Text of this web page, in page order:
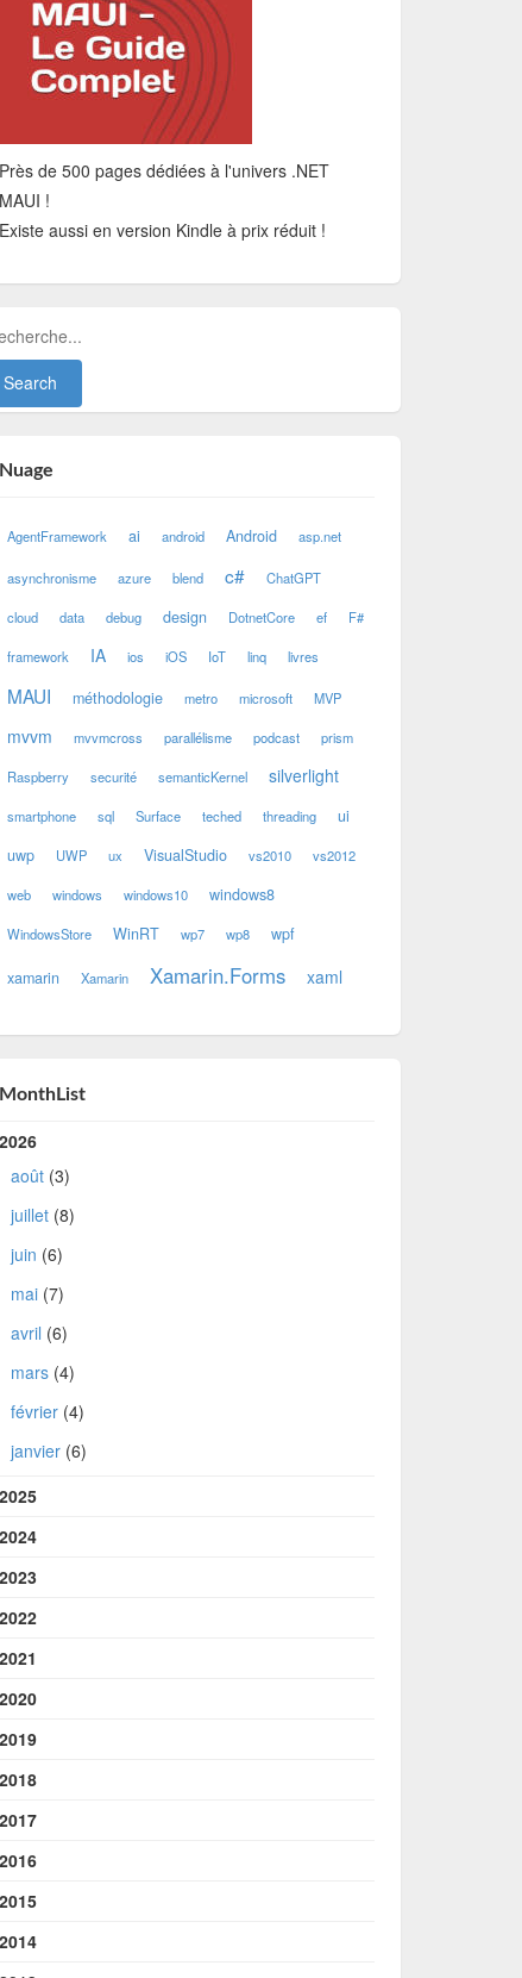
Près de 500 pages dédiées à l'univers .NET
MAUI !
Existe aussi en version Kindle à prix réduit !
Nuage
AgentFramework ai android Android asp.net
asynchronisme azure blend c# ChatGPT
cloud data debug design DotnetCore ef F#
framework IA ios iOS IoT linq livres
MAUI méthodologie metro microsoft MVP
mvvm mvvmcross parallélisme podcast prism
Raspberry securité semanticKernel silverlight
smartphone sql Surface teched threading
ui
uwp
UWP ux VisualStudio vs2010 vs2012
web windows windows10 windows8
WindowsStore WinRT wp7 wp8 wpf
xamarin Xamarin Xamarin.Forms xaml
MonthList
2026
août(3)
juillet(8)
juin (6)
mai(7)
avril (6)
mars(4)
février(4)
janvier(6)
2025
2024
2023
2022
2021
2020
2019
2018
2017
2016
2015
2014